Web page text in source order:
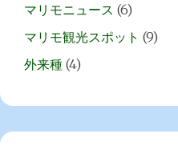
マリモニュース (6)
マリモ観光スポット (9)
外来種 (4)